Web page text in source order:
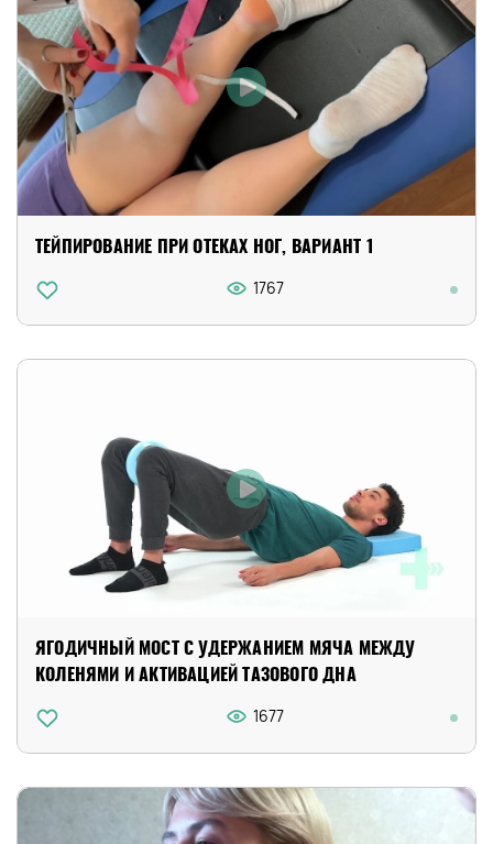
ТЕЙПИРОВАНИЕ ПРИ ОТЕКАХ НОГ, ВАРИАНТ 1
1767
ЯГОДИЧНЫЙ МОСТ С УДЕРЖАНИЕМ МЯЧА МЕЖДУ
КОЛЕНЯМИ И АКТИВАЦИЕЙ ТАЗОВОГО ДНА
1677